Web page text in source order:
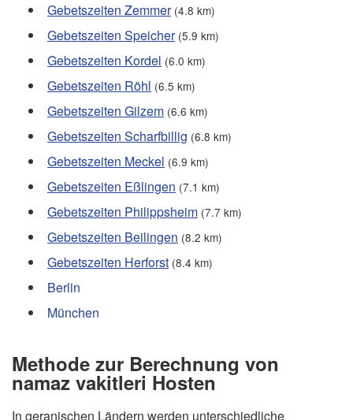
Gebetszeiten Zemmer (4.8 km)
Gebetszeiten Speicher (5.9 km)
Gebetszeiten Kordel (6.0 km)
Gebetszeiten Röhl (6.5 km)
Gebetszeiten Gilzem (6.6 km)
Gebetszeiten Scharfbillig (6.8 km)
Gebetszeiten Meckel (6.9 km)
Gebetszeiten Eßlingen (7.1 km)
Gebetszeiten Philippsheim (7.7 km)
Gebetszeiten Beilingen (8.2 km)
Gebetszeiten Herforst (8.4 km)
Berlin
München
Methode zur Berechnung von
namaz vakitleri Hosten
In geranischen Ländern werden unterschiedliche